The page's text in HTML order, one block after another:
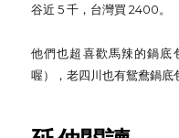
谷近 5 千，台灣買 2400。
他們也超喜歡馬辣的鍋底
喔），老四川也有鴛鴦鍋底